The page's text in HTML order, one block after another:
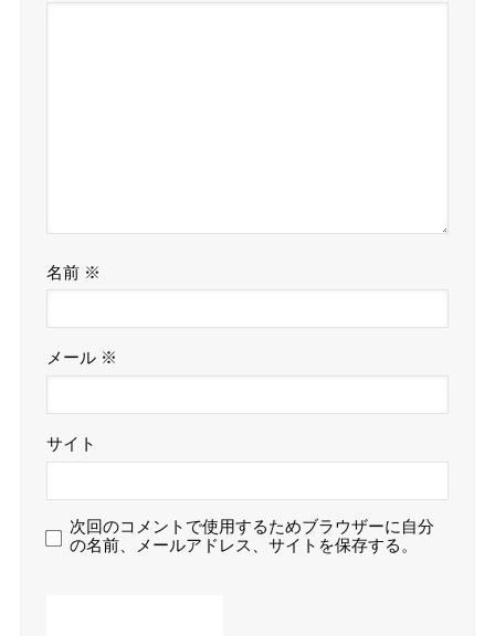
名前 ※
メール ※
サイト
次回のコメントで使用するためブラウザーに自分
の名前、メールアドレス、サイトを保存する。